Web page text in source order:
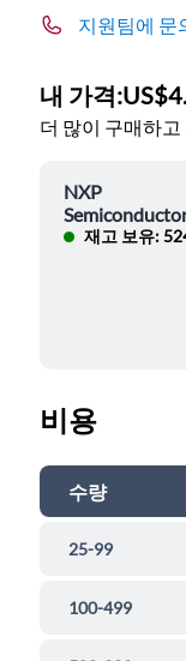
지원팀에 문
내 가격:
더 많이 구매하
NXP
재고 보유:
비용
수량
25-99
100-499